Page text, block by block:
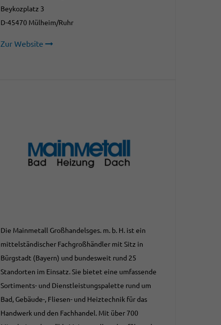
Beykozplatz 3
D-45470 Mülheim/Ruhr
Zur Website
Die Mainmetall Großhandelsges. m. b. H. ist ein
mittelständischer Fachgroßhändler mit Sitz in
Bürgstadt (Bayern) und bundesweit rund 25
Standorten im Einsatz. Sie bietet eine umfassende
Sortiments- und Dienstleistungspalette rund um
Bad, Gebäude-, Fliesen- und Heiztechnik für das
Handwerk und den Fachhandel. Mit über 700